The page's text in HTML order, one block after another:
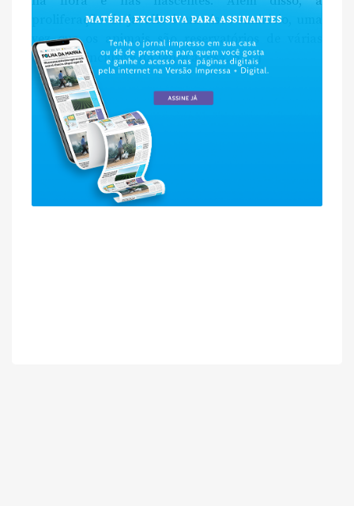
proliferação de javalis é um risco sanitário, uma
vez que os animais são reservatórios de várias
doenças, inclusive da febre aftosa, o […]